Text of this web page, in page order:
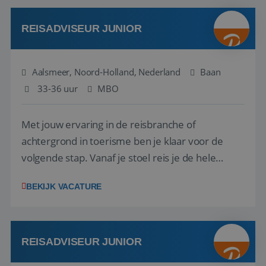
werken: of het nu gaat om vragen ...
REISADVISEUR JUNIOR
Aalsmeer, Noord-Holland, Nederland
Baan
33-36 uur
MBO
Met jouw ervaring in de reisbranche of
achtergrond in toerisme ben je klaar voor de
volgende stap. Vanaf je stoel reis je de hele
wensen van je team, je klant en wat er in de
klanten te overtuigen om die droomreis te
boeken! ...
BEKIJK VACATURE
REISADVISEUR JUNIOR